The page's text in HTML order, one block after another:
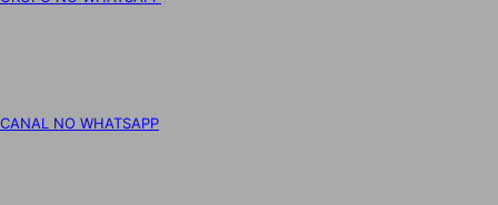
CANAL NO WHATSAPP